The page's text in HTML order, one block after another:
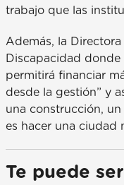
trabajo que las
Además, la
Discapacidad
permitirá financiar
desde la gestión” y
una construcción,
es hacer una ciudad
Te puede